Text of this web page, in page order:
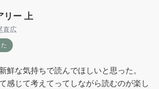
リー 上
直広
鮮な気持ちで読んでほしいと思った。
感じて考えてってしながら読むのが楽し